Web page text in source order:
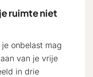
ruimte niet
onbelast mag
van je vrije
in drie